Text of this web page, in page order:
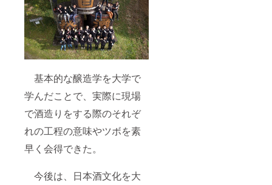
基本的な醸造学を大学で
学んだことで、実際に現場
で酒造りをする際のそれぞ
れの工程の意味やツボを素
早く会得できた。
今後は、日本酒文化を大